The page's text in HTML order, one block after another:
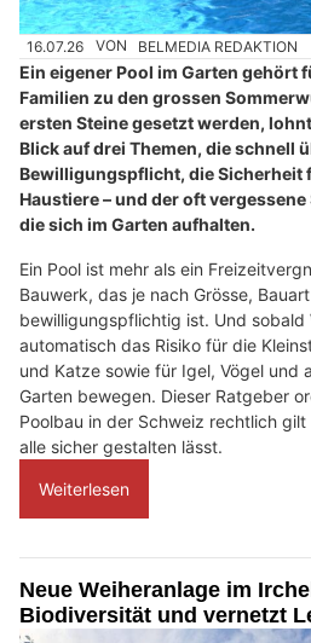
16.07.26 VON BELMEDIA REDAKTION
Ein eigener Pool im Garten gehört
Familien zu den grossen
ersten Steine gesetzt werden,
Blick auf drei Themen, die schnell
Bewilligungspflicht, die Sicherheit
Haustiere – und der oft
die sich im Garten aufhalten.
Ein Pool ist mehr als ein
Bauwerk, das je nach Grösse,
bewilligungspflichtig ist. Und sobald
automatisch das Risiko für die
und Katze sowie für Igel, Vögel und
Garten bewegen. Dieser Ratgeber
Poolbau in der Schweiz rechtlich
alle sicher gestalten lässt.
Weiterlesen
Neue Weiheranlage im
Biodiversität und vernetzt